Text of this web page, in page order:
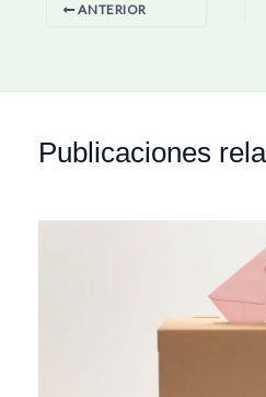
ANTERIOR
Publicaciones